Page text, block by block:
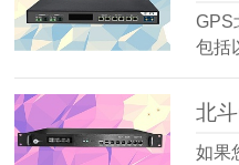
GPS
包括
如果